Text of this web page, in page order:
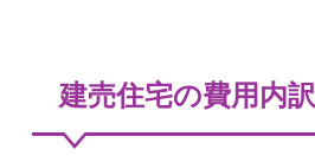
建売住宅の費用内訳